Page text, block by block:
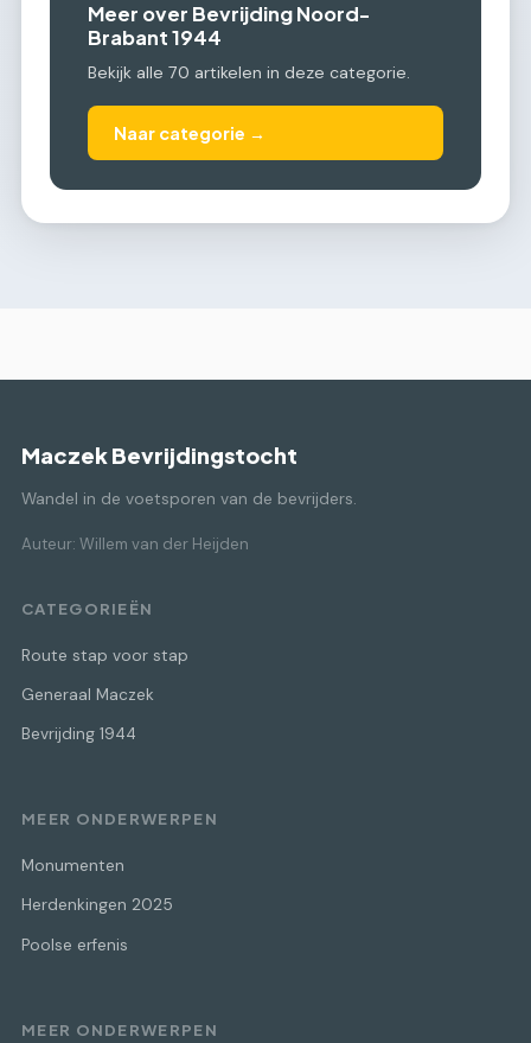
Meer over Bevrijding Noord-
Brabant 1944
Bekijk alle 70 artikelen in deze categorie.
Naar categorie →
Maczek Bevrijdingstocht
Wandel in de voetsporen van de bevrijders.
Auteur: Willem van der Heijden
CATEGORIEËN
Route stap voor stap
Generaal Maczek
Bevrijding 1944
MEER ONDERWERPEN
Monumenten
Herdenkingen 2025
Poolse erfenis
MEER ONDERWERPEN